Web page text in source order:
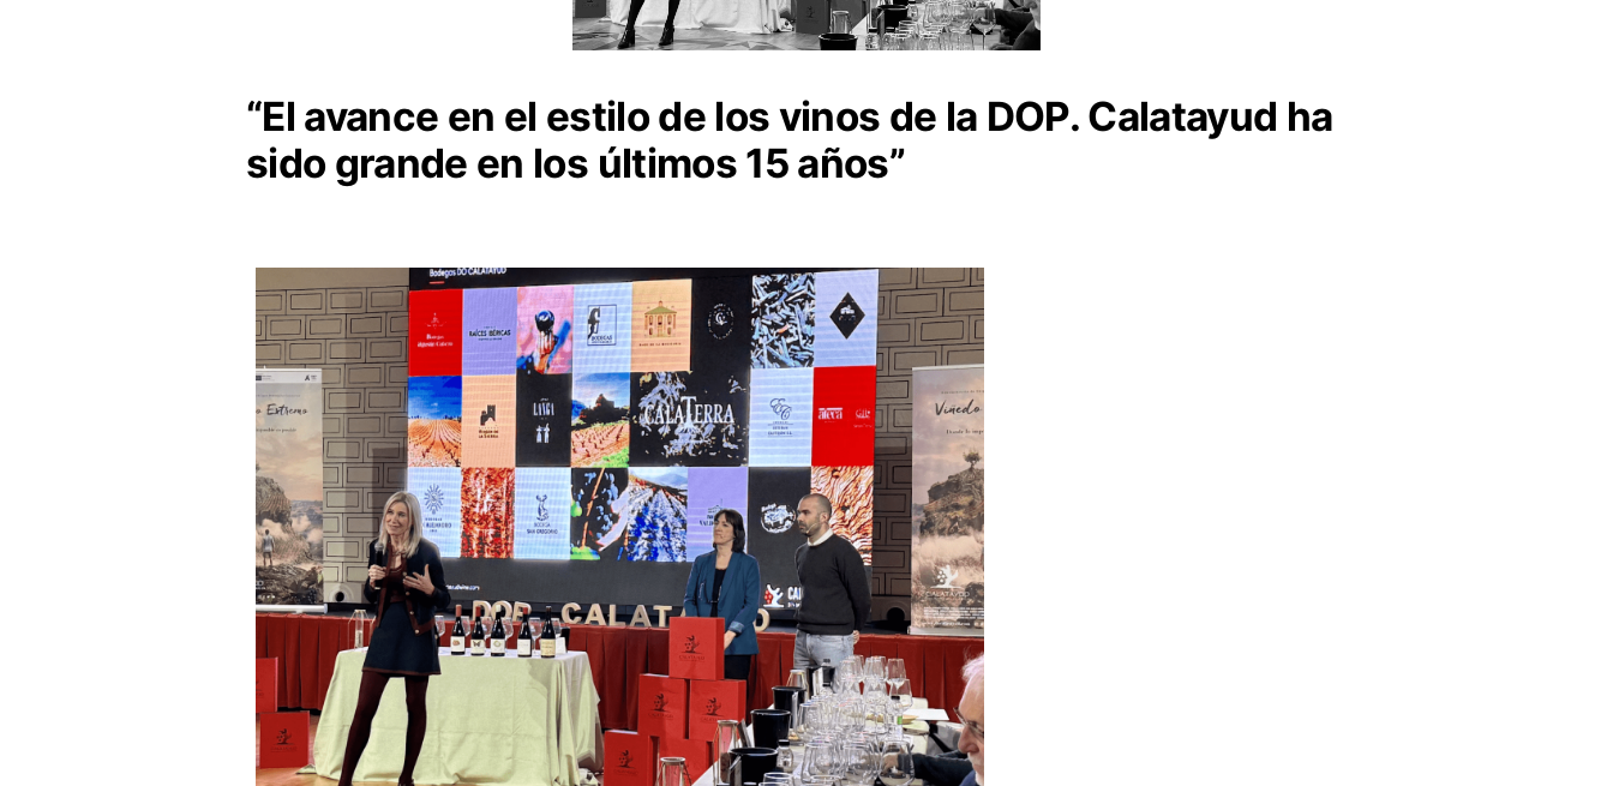
“El avance en el estilo de los vinos de la DOP. Calatayud ha
sido grande en los últimos 15 años”